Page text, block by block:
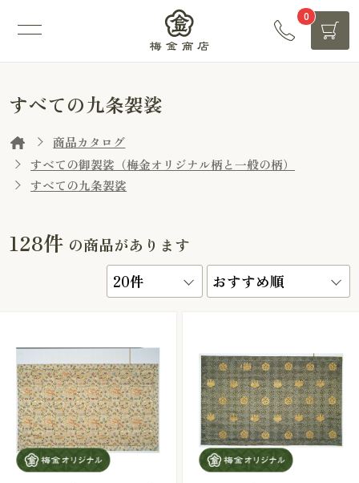
0
すべての九条袈裟
商品カタログ
すべての御袈裟（梅金オリジナル柄と一般の柄）
すべての九条袈裟
128件 の商品があります